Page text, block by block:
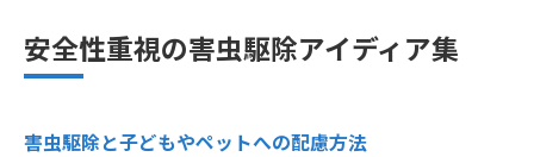
安全性重視の害虫駆除アイディア集
害虫駆除と子どもやペットへの配慮方法